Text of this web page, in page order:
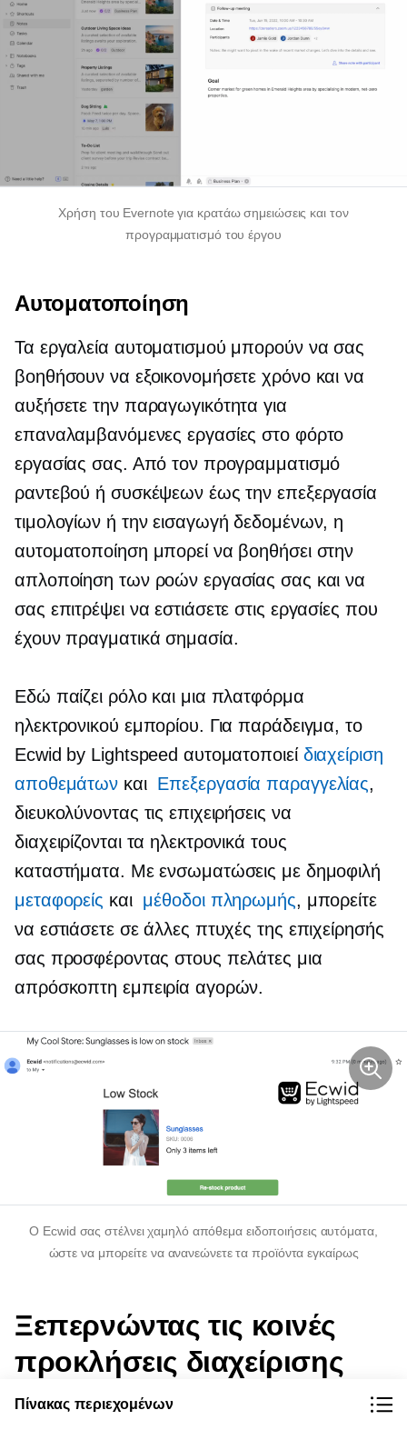
Χρήση του Evernote για κρατάω σημειώσεις και τον
προγραμματισμό του έργου
Αυτοματοποίηση
Τα εργαλεία αυτοματισμού μπορούν να σας
βοηθήσουν να εξοικονομήσετε χρόνο και να
αυξήσετε την παραγωγικότητα για
επαναλαμβανόμενες εργασίες στο φόρτο
εργασίας σας. Από τον προγραμματισμό
ραντεβού ή συσκέψεων έως την επεξεργασία
τιμολογίων ή την εισαγωγή δεδομένων, η
αυτοματοποίηση μπορεί να βοηθήσει στην
απλοποίηση των ροών εργασίας σας και να
σας επιτρέψει να εστιάσετε στις εργασίες που
έχουν πραγματικά σημασία.
Εδώ παίζει ρόλο και μια πλατφόρμα
ηλεκτρονικού εμπορίου. Για παράδειγμα, το
Ecwid by Lightspeed αυτοματοποιεί διαχείριση
αποθεμάτων και Επεξεργασία παραγγελίας,
διευκολύνοντας τις επιχειρήσεις να
διαχειρίζονται τα ηλεκτρονικά τους
καταστήματα. Με ενσωματώσεις με δημοφιλή
μεταφορείς και μέθοδοι πληρωμής, μπορείτε
να εστιάσετε σε άλλες πτυχές της επιχείρησής
σας προσφέροντας στους πελάτες μια
απρόσκοπτη εμπειρία αγορών.
Ο Ecwid σας στέλνειχαμηλό απόθεμαειδοποιήσεις αυτόματα,
ώστε να μπορείτε να ανανεώνετε τα προϊόντα εγκαίρως
Ξεπερνώντας τις κοινές
προκλήσεις διαχείρισης
χρόνου
Πίνακας περιεχομένων